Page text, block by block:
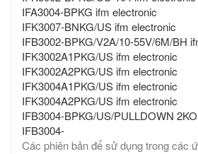
IFA3004-BPKG ifm electronic
IFK3007-BNKG/US ifm electronic
IFB3002-BPKG/V2A/10-55V/6M/BH
IFK3002A1PKG/US ifm electronic
IFK3002A2PKG/US ifm electronic
IFK3004A1PKG/US ifm electronic
IFK3004A2PKG/US ifm electronic
IFB3004-BPKG/US/PULLDOWN
IFB3004-
Các phiên bản để sử dụng trong các